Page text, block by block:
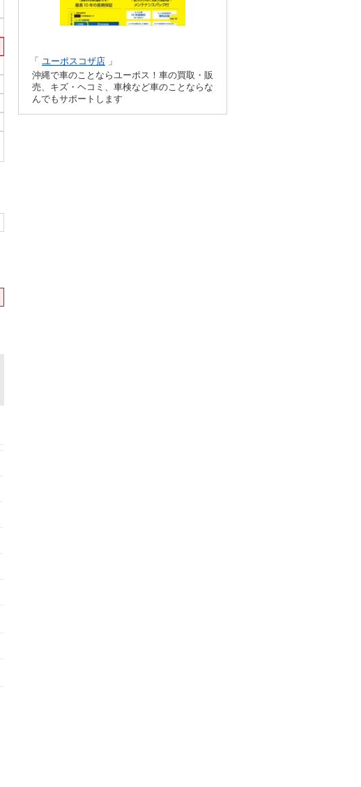
「 ユーポスコザ店 」
沖縄で車のことならユーポス！車の買取・販
売、キズ・ヘコミ、車検など車のことならな
んでもサポートします